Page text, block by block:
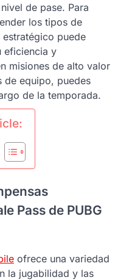
de pase. Para
los tipos de
puede
eficiencia y
misiones de alto valor
de equipo, puedes
de la temporada.
Pass de PUBG
ofrece una variedad
la jugabilidad y las